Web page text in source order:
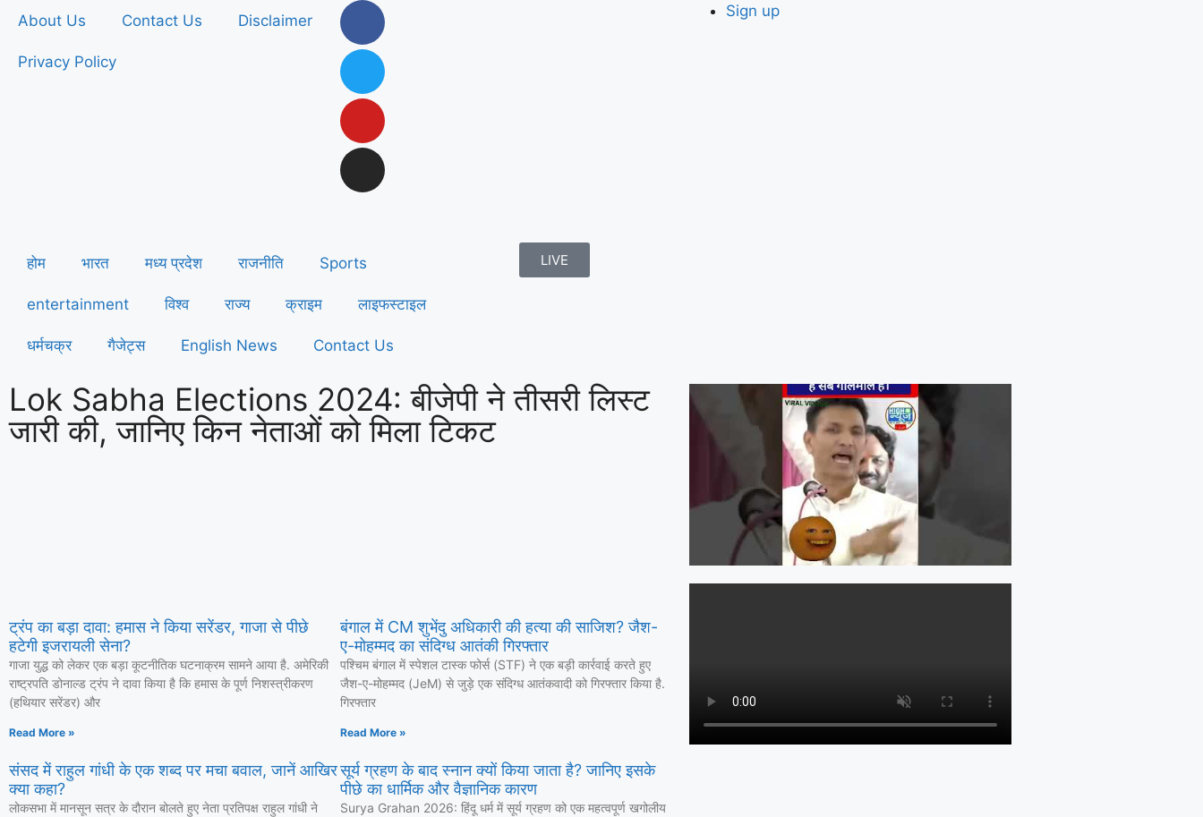
About Us Contact Us Disclaimer
Privacy Policy
Sign up
होम भारत मध्य प्रदेश राजनीति Sports
entertainment विश्व राज्य क्राइम लाइफस्टाइल
धर्मचक्र गैजेट्स English News Contact Us
LIVE
Lok Sabha Elections 2024: बीजेपी ने तीसरी लिस्ट
जारी की, जानिए किन नेताओं को मिला टिकट
ट्रंप का बड़ा दावा: हमास ने किया सरेंडर, गाजा से पीछे
हटेगी इजरायली सेना?
गाजा युद्ध को लेकर एक बड़ा कूटनीतिक घटनाक्रम सामने आया है. अमेरिकी
राष्ट्रपति डोनाल्ड ट्रंप ने दावा किया है कि हमास के पूर्ण निशस्त्रीकरण
(हथियार सरेंडर) और
Read More »
बंगाल में CM शुभेंदु अधिकारी की हत्या की साजिश? जैश-
ए-मोहम्मद का संदिग्ध आतंकी गिरफ्तार
पश्चिम बंगाल में स्पेशल टास्क फोर्स (STF) ने एक बड़ी कार्रवाई करते हुए
जैश-ए-मोहम्मद (JeM) से जुड़े एक संदिग्ध आतंकवादी को गिरफ्तार किया है.
गिरफ्तार
Read More »
संसद में राहुल गांधी के एक शब्द पर मचा बवाल, जानें आखिर
क्या कहा?
लोकसभा में मानसून सत्र के दौरान बोलते हुए नेता प्रतिपक्ष राहुल गांधी ने
सूर्य ग्रहण के बाद स्नान क्यों किया जाता है? जानिए इसके
पीछे का धार्मिक और वैज्ञानिक कारण
Surya Grahan 2026: हिंदू धर्म में सूर्य ग्रहण को एक महत्वपूर्ण खगोलीय